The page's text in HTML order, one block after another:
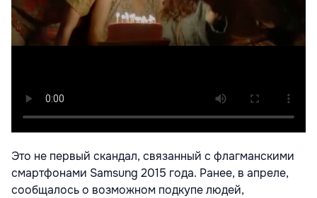
Это не первый скандал, связанный с флагманскими
смартфонами Samsung 2015 года. Ранее, в апреле,
сообщалось о возможном подкупе людей,